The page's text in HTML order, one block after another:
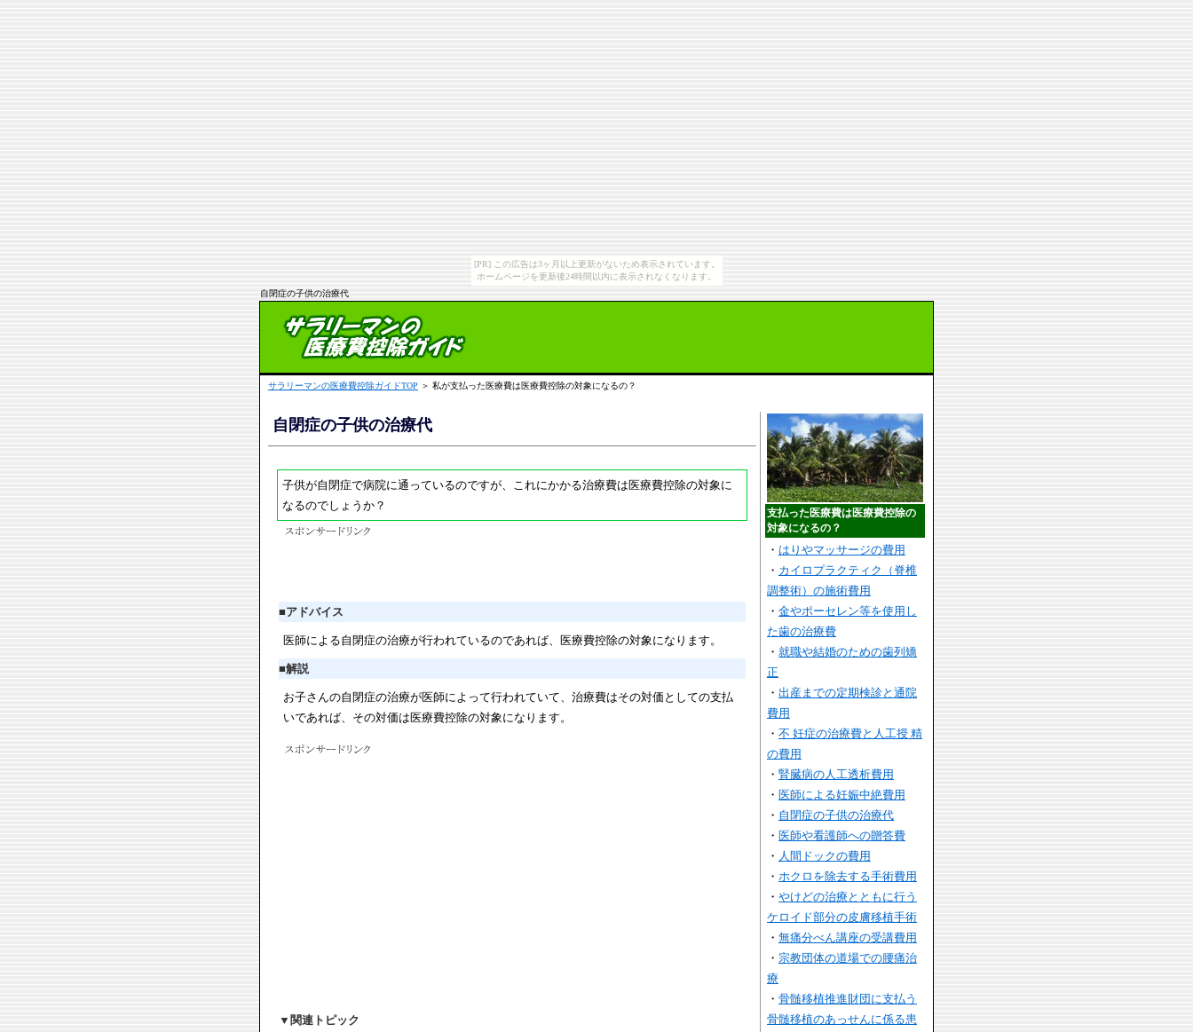
[PR] この広告は3ヶ月以上更新がないため表示されています。
ホームページを更新後24時間以内に表示されなくなります。
自閉症の子供の治療代
サラリーマンの医療費控除ガイドTOP ＞ 私が支払った医療費は医療費控除の対象になるの？
自閉症の子供の治療代
子供が自閉症で病院に通っているのですが、これにかかる治療費は医療費控除の対象に
なるのでしょうか？
■アドバイス
医師による自閉症の治療が行われているのであれば、医療費控除の対象になります。
■解説
お子さんの自閉症の治療が医師によって行われていて、治療費はその対価としての支払
いであれば、その対価は医療費控除の対象になります。
▼ 関連トピック
支払った医療費は医療費控除の
対象になるの？
・ はりやマッサージの費用
・ カイロプラクティク（脊椎
調整術）の施術費用
・ 金やポーセレン等を使用し
た歯の治療費
・ 就職や結婚のための歯列矯
正
・ 出産までの定期検診と通院
費用
・ 不 妊症の治療費と人工授 精
の費用
・ 腎臓病の人工透析費用
・ 医師による妊娠中絶費用
・ 自閉症の子供の治療代
・ 医師や看護師への贈答費
・ 人間ドックの費用
・ ホクロを除去する手術費用
・ やけどの治療とともに行う
ケロイド部分の皮膚移植手術
・ 無痛分べん講座の受講費用
・ 宗教団体の道場での腰痛治
療
・ 骨髄移植推進財団に支払う
骨髄移植のあっせんに係る患